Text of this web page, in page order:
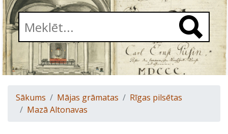
Sākums Mājas grāmatas
Rīgas pilsētas
Mazā Altonavas